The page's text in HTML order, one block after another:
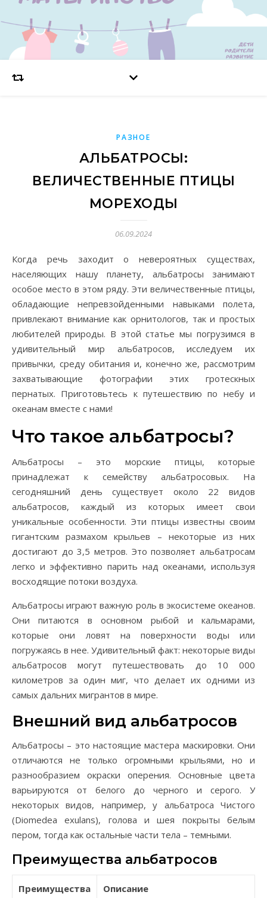
РАЗНОЕ
АЛЬБАТРОСЫ:
ВЕЛИЧЕСТВЕННЫЕ ПТИЦЫ
МОРЕХОДЫ
06.09.2024
Когда речь заходит о невероятных существах,
населяющих нашу планету, альбатросы занимают
особое место в этом ряду. Эти величественные птицы,
обладающие непревзойденными навыками полета,
привлекают внимание как орнитологов, так и простых
любителей природы. В этой статье мы погрузимся в
удивительный мир альбатросов, исследуем их
привычки, среду обитания и, конечно же, рассмотрим
захватывающие фотографии этих гротескных
пернатых. Приготовьтесь к путешествию по небу и
океанам вместе с нами!
Что такое альбатросы?
Альбатросы – это морские птицы, которые
принадлежат к семейству альбатросовых. На
сегодняшний день существует около 22 видов
альбатросов, каждый из которых имеет свои
уникальные особенности. Эти птицы известны своим
гигантским размахом крыльев – некоторые из них
достигают до 3,5 метров. Это позволяет альбатросам
легко и эффективно парить над океанами, используя
восходящие потоки воздуха.
Альбатросы играют важную роль в экосистеме океанов.
Они питаются в основном рыбой и кальмарами,
которые они ловят на поверхности воды или
погружаясь в нее. Удивительный факт: некоторые виды
альбатросов могут путешествовать до 10 000
километров за один миг, что делает их одними из
самых дальних мигрантов в мире.
Внешний вид альбатросов
Альбатросы – это настоящие мастера маскировки. Они
отличаются не только огромными крыльями, но и
разнообразием окраски оперения. Основные цвета
варьируются от белого до черного и серого. У
некоторых видов, например, у альбатроса Чистого
(Diomedea exulans), голова и шея покрыты белым
пером, тогда как остальные части тела – темными.
Преимущества альбатросов
Преимущества Описание